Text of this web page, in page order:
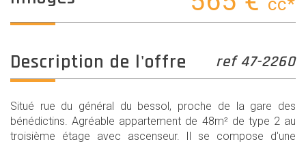
cc*
description de l'offre ref 47-2260
Situé rue du général du bessol, proche de la gare des
bénédictins. Agréable appartement de 48m² de type 2 au
troisième étage avec ascenseur. Il se compose d'une